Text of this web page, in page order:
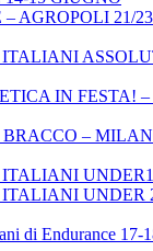
AGROPOLI 21/
IN FESTA!
–
UNDER
di Endurance 17-